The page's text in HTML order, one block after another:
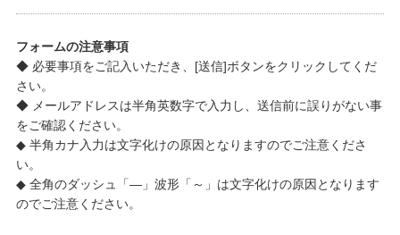
フォームの注意事項
◆ 必要事項をご記入いただき、[送信]ボタンをクリックしてくだ
さい。
◆ メールアドレスは半角英数字で入力し、送信前に誤りがない事
をご確認ください。
◆ 半角カナ入力は文字化けの原因となりますのでご注意くださ
い。
◆ 全角のダッシュ「―」波形「～」は文字化けの原因となります
のでご注意ください。